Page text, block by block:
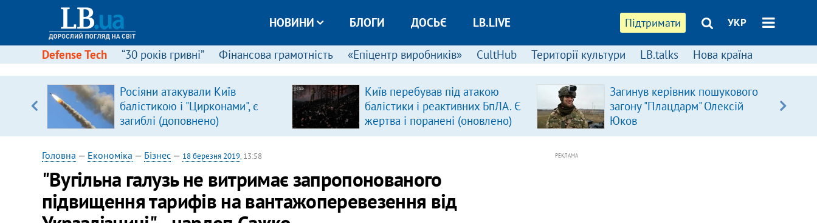
Підтримати УКР
НОВИНИ БЛОГИ ДОСЬЄ LB.LIVE
Defense Tech “30 років гривні” Фінансова грамотність «Епіцентр виробників» CultHub Території культури LB.talks Нова країна
Росіяни атакували Київ
балістикою і "Цирконами", є
загиблі (доповнено)
Київ перебував під атакою
балістики і реактивних БпЛА. Є
жертва і поранені (оновлено)
Загинув керівник пошукового
загону "Плацдарм" Олексій
Юков
Головна — Економіка — Бізнес— 18 березня 2019, 13:58
"Вугільна галузь не витримає запропонованого
підвищення тарифів на вантажоперевезення від
РЕКЛАМА